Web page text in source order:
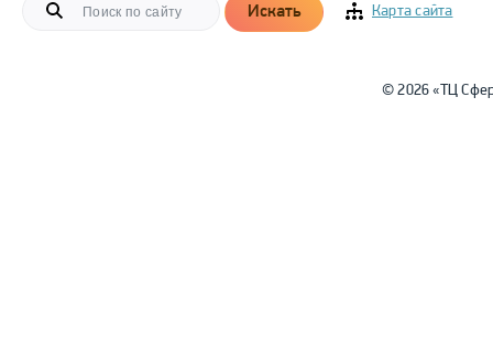
Искать Карта сайта
© 2026 «ТЦ